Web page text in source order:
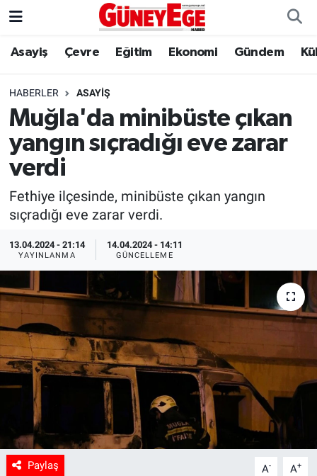
Asayiş Çevre Eğitim Ekonomi Gündem
HABERLER ASAYIŞ
Muğla'da minibüste çıkan
yangın sıçradığı eve zarar
verdi
Fethiye ilçesinde, minibüste çıkan yangın
sıçradığı eve zarar verdi.
13.04.2024 - 21:14
YAYINLANMA
14.04.2024 - 14:11
GÜNCELLEME
Paylaş A- A+
Asayiş
Çevre
Eğitim
Ekonomi
Gündem
Magazin
Politika
Sağlık
Spor
Yaşam
Tarım
İstanbul Hava Durumu
İstanbul Trafik Yoğunluk Haritası
Süper Lig Puan Durumu ve Fikstür
Tüm Manşetler
Son Dakika Haberleri